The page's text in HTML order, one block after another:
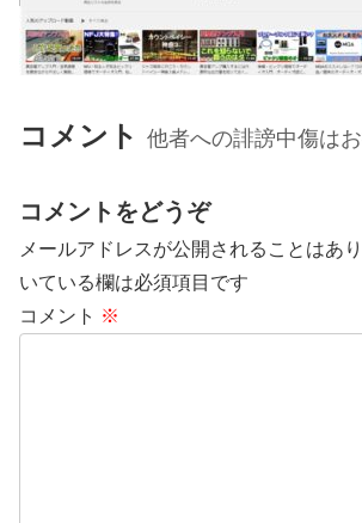
コメント 他者への誹謗中傷は
コメントをどうぞ
メールアドレスが公開されることはあり
いている欄は必須項目です
コメント ※